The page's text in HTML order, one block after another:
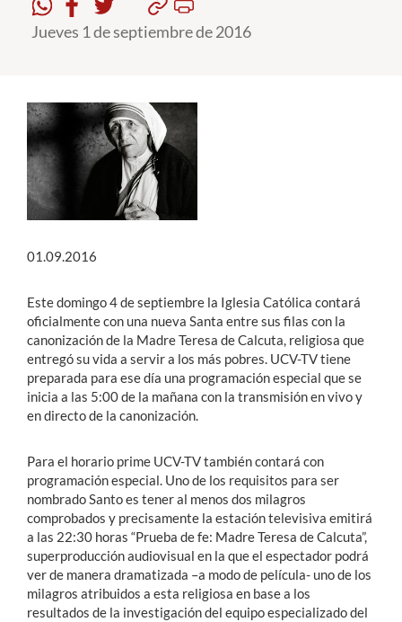
Jueves 1 de septiembre de 2016
01.09.2016
Este domingo 4 de septiembre la Iglesia Católica contará
oficialmente con una nueva Santa entre sus filas con la
canonización de la Madre Teresa de Calcuta, religiosa que
entregó su vida a servir a los más pobres. UCV-TV tiene
preparada para ese día una programación especial que se
inicia a las 5:00 de la mañana con la transmisión en vivo y
en directo de la canonización.
Para el horario prime UCV-TV también contará con
programación especial. Uno de los requisitos para ser
nombrado Santo es tener al menos dos milagros
comprobados y precisamente la estación televisiva emitirá
a las 22:30 horas “Prueba de fe: Madre Teresa de Calcuta”,
superproducción audiovisual en la que el espectador podrá
ver de manera dramatizada –a modo de película- uno de los
milagros atribuidos a esta religiosa en base a los
resultados de la investigación del equipo especializado del